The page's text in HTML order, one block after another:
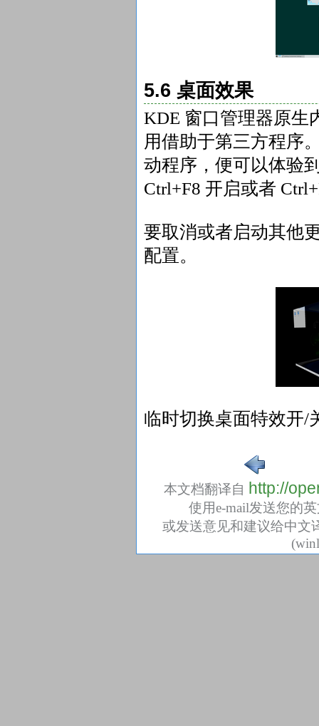
5.6 桌面效果
KDE 窗口管理器原生
用借助于第三方程序
动程序，便可以体验
Ctrl+F8 开启或者
要取消或者启动其他
配置。
临时切换桌面特效开/
本文档翻译自 http://
使用e-mail发送您的英
或发送意见和建议给中文